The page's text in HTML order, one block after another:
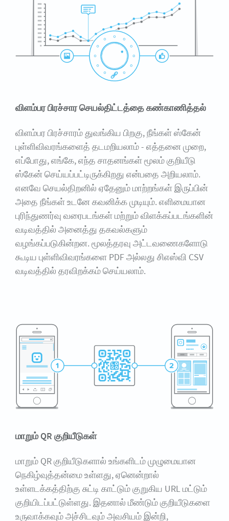
விளம்பர பிரச்சார செயல்திட்டத்தை கண்காணித்தல்
விளம்பர பிரச்சாரம் துவங்கிய பிறகு, நீங்கள் ஸ்கேன்
புள்ளிவிவரங்களைத் தடமறியலாம் - எத்தனை முறை,
எப்போது, எங்கே, எந்த சாதனங்கள் மூலம் குறியீடு
ஸ்கேன் செய்யப்பட்டிருக்கிறது என்பதை அறியலாம்.
எனவே செயல்திறனில் ஏதேனும் மாற்றங்கள் இருப்பின்
அதை நீங்கள் உடனே கவனிக்க முடியும். எளிமையான
புரிந்துணர்வு வரைபடங்கள் மற்றும் விளக்கப்படங்களின்
வடிவத்தில் அனைத்து தகவல்களும்
வழங்கப்படுகின்றன. மூலத்தரவு அட்டவணைகளோடு
கூடிய புள்ளிவிவரங்களை PDF அல்லது சிஎஸ்வி CSV
வடிவத்தில் தரவிறக்கம் செய்யலாம்.
மாறும் QR குறியீடுகள்
மாறும் QR குறியீடுகளால் உங்களிடம் முழுமையான
நெகிழ்வுத்தன்மை உள்ளது, ஏனென்றால்
உள்ளடக்கத்திற்கு சுட்டி காட்டும் குறுகிய URL மட்டும்
குறியிடப்பட்டுள்ளது. இதனால் மீண்டும் குறியீடுகளை
உருவாக்கவும் அச்சிடவும் அவசியம் இன்றி,